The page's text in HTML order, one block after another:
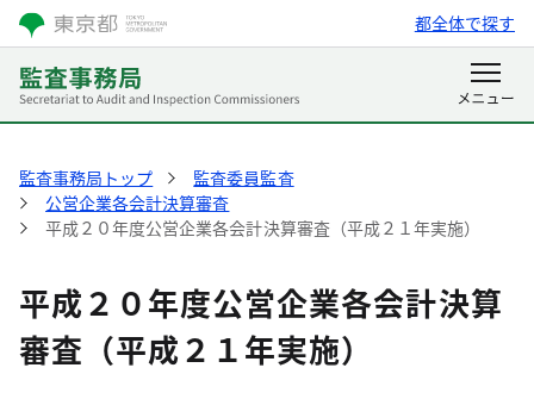
都全体で探す
監査事務局トップ
監査委員監査
公営企業各会計決算審査
平成２０年度公営企業各会計決算審査（平成２１年実施）
平成２０年度公営企業各会計決算
審査（平成２１年実施）